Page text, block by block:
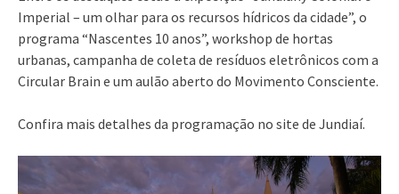
Imperial – um olhar para os recursos hídricos da cidade”, o
programa “Nascentes 10 anos”, workshop de hortas
urbanas, campanha de coleta de resíduos eletrônicos com a
Circular Brain e um aulão aberto do Movimento Consciente.
Confira mais detalhes da programação no site de Jundiaí.